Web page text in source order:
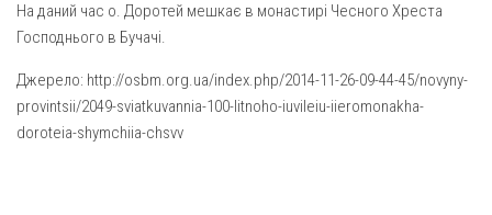
Харківщина
Сумщина
Оголошення
На даний час о. Доротей мешкає в монастирі Чесного Хреста
Господнього в Бучачі.
Джерело: http://osbm.org.ua/index.php/2014-11-26-09-44-45/novyny-
provintsii/2049-sviatkuvannia-100-litnoho-iuvileiu-iieromonakha-
doroteia-shymchiia-chsvv